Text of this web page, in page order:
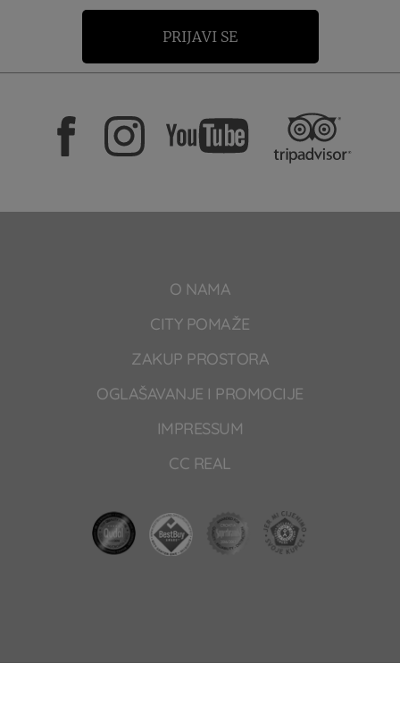
PRIJAVI SE
O NAMA
CITY POMAŽE
ZAKUP PROSTORA
OGLAŠAVANJE I PROMOCIJE
IMPRESSUM
CC REAL